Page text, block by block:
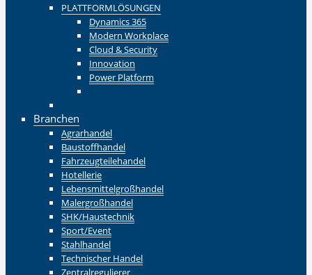
PLATTFORMLÖSUNGEN
Dynamics 365
Modern Workplace
Cloud & Security
Innovation
Power Platform
Branchen
Agrarhandel
Baustoffhandel
Fahrzeugteilehandel
Hotellerie
Lebensmittelgroßhandel
Malergroßhandel
SHK/Haustechnik
Sport/Event
Stahlhandel
Technischer Handel
Zentralregulierer